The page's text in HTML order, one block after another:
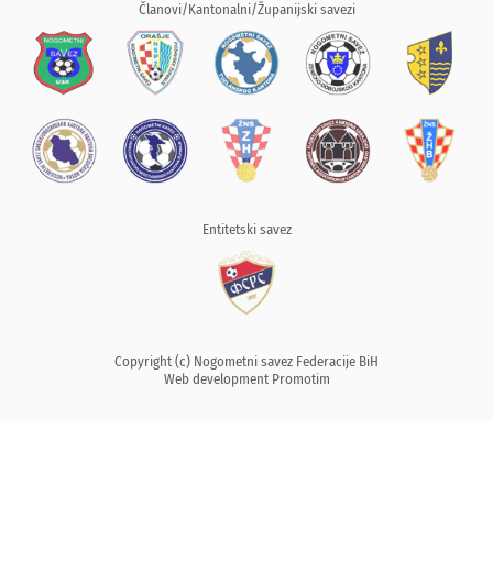
Članovi/Kantonalni/Županijski savezi
Entitetski savez
Copyright (c) Nogometni savez Federacije BiH
Web development Promotim